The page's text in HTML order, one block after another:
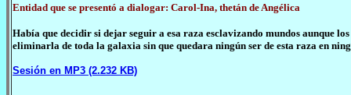
Entidad que se presentó a dialogar: Carol-Ina, thetán de Angélica
Había que decidir si dejar seguir a esa raza esclavizando mundos aunque
eliminarla de toda la galaxia sin que quedara ningún ser de esta raza en
Sesión en MP3 (2.232 KB)